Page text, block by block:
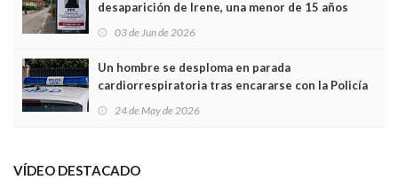
desaparición de Irene, una menor de 15 años
03 de Jun de 2026
Un hombre se desploma en parada
cardiorrespiratoria tras encararse con la Policía
Local en Luanco
24 de May de 2026
VÍDEO DESTACADO